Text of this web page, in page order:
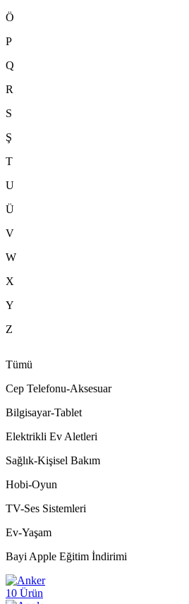
Ö
P
Q
R
S
Ş
T
U
Ü
V
W
X
Y
Z
Tümü
Cep Telefonu-Aksesuar
Bilgisayar-Tablet
Elektrikli Ev Aletleri
Sağlık-Kişisel Bakım
Hobi-Oyun
TV-Ses Sistemleri
Ev-Yaşam
Bayi Apple Eğitim İndirimi
10 Ürün